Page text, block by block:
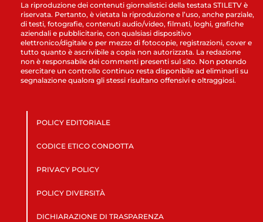
La riproduzione dei contenuti giornalistici della testata STILETV è
riservata. Pertanto, è vietata la riproduzione e l’uso, anche parziale,
di testi, fotografie, contenuti audio/video, filmati, loghi, grafiche
aziendali e pubblicitarie, con qualsiasi dispositivo
elettronico/digitale o per mezzo di fotocopie, registrazioni, cover e
tutto quanto è ascrivibile a copia non autorizzata. La redazione
non è responsabile dei commenti presenti sul sito. Non potendo
esercitare un controllo continuo resta disponibile ad eliminarli su
segnalazione qualora gli stessi risultano offensivi e oltraggiosi.
POLICY EDITORIALE
CODICE ETICO CONDOTTA
PRIVACY POLICY
POLICY DIVERSITÀ
DICHIARAZIONE DI TRASPARENZA